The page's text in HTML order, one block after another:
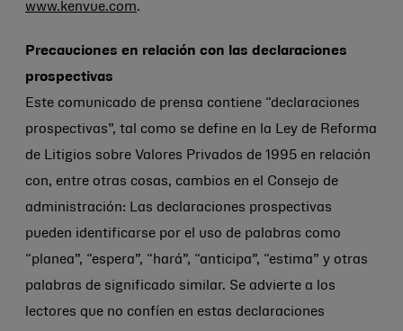
www.kenvue.com.
Precauciones en relación con las declaraciones
prospectivas
Este comunicado de prensa contiene “declaraciones
prospectivas”, tal como se define en la Ley de Reforma
de Litigios sobre Valores Privados de 1995 en relación
con, entre otras cosas, cambios en el Consejo de
administración: Las declaraciones prospectivas
pueden identificarse por el uso de palabras como
“planea”, “espera”, “hará”, “anticipa”, “estima” y otras
palabras de significado similar. Se advierte a los
lectores que no confíen en estas declaraciones